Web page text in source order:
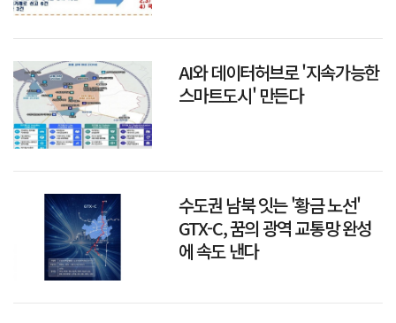
AI와 데이터허브로 '지속가능한
스마트도시' 만든다
수도권 남북 잇는 '황금 노선'
GTX-C, 꿈의 광역 교통망 완성
에 속도 낸다